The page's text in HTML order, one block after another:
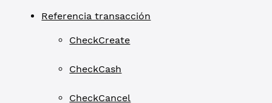
Referencia transacción
CheckCreate
CheckCash
CheckCancel